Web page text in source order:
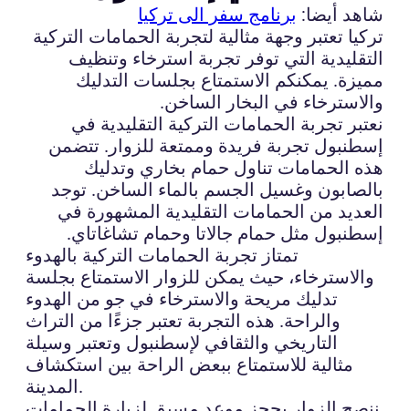
شاهد أيضا: برنامج سفر الى تركيا
تركيا تعتبر وجهة مثالية لتجربة الحمامات التركية
التقليدية التي توفر تجربة استرخاء وتنظيف
مميزة. يمكنكم الاستمتاع بجلسات التدليك
والاسترخاء في البخار الساخن.
نعتبر تجربة الحمامات التركية التقليدية في
إسطنبول تجربة فريدة وممتعة للزوار. تتضمن
هذه الحمامات تناول حمام بخاري وتدليك
بالصابون وغسيل الجسم بالماء الساخن. توجد
العديد من الحمامات التقليدية المشهورة في
إسطنبول مثل حمام جالاتا وحمام تشاغاتاي.
تمتاز تجربة الحمامات التركية بالهدوء
والاسترخاء، حيث يمكن للزوار الاستمتاع بجلسة
تدليك مريحة والاسترخاء في جو من الهدوء
والراحة. هذه التجربة تعتبر جزءًا من التراث
التاريخي والثقافي لإسطنبول وتعتبر وسيلة
مثالية للاستمتاع ببعض الراحة بين استكشاف
المدينة.